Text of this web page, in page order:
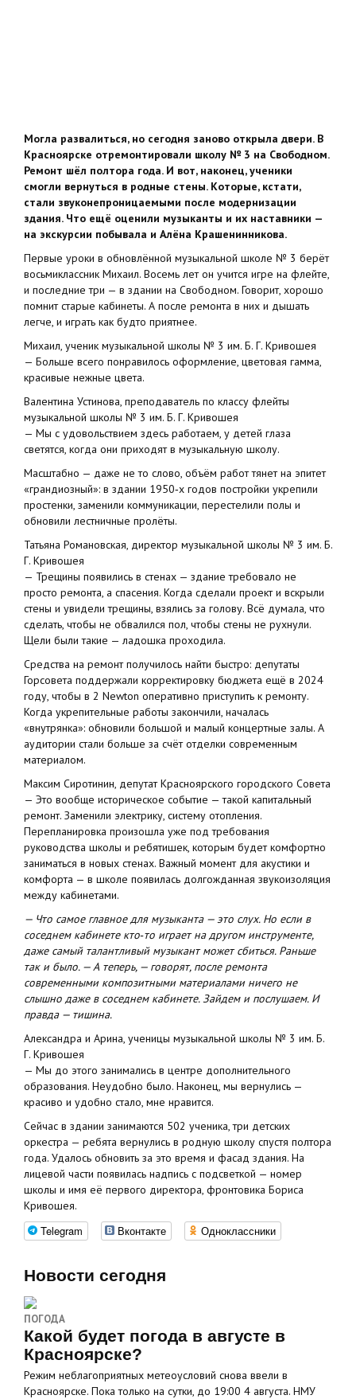
Могла развалиться, но сегодня заново открыла двери. В
Красноярске отремонтировали школу № 3 на Свободном.
Ремонт шёл полтора года. И вот, наконец, ученики
смогли вернуться в родные стены. Которые, кстати,
стали звуконепроницаемыми после модернизации
здания. Что ещё оценили музыканты и их наставники —
на экскурсии побывала и Алёна Крашенинникова.
Первые уроки в обновлённой музыкальной школе № 3 берёт
восьмиклассник Михаил. Восемь лет он учится игре на флейте,
и последние три — в здании на Свободном. Говорит, хорошо
помнит старые кабинеты. А после ремонта в них и дышать
легче, и играть как будто приятнее.
Михаил, ученик музыкальной школы № 3 им. Б. Г. Кривошея
— Больше всего понравилось оформление, цветовая гамма,
красивые нежные цвета.
Валентина Устинова, преподаватель по классу флейты
музыкальной школы № 3 им. Б. Г. Кривошея
— Мы с удовольствием здесь работаем, у детей глаза
светятся, когда они приходят в музыкальную школу.
Масштабно — даже не то слово, объём работ тянет на эпитет
«грандиозный»: в здании 1950‑х годов постройки укрепили
простенки, заменили коммуникации, перестелили полы и
обновили лестничные пролёты.
Татьяна Романовская, директор музыкальной школы № 3 им. Б.
Г. Кривошея
— Трещины появились в стенах — здание требовало не
просто ремонта, а спасения. Когда сделали проект и вскрыли
стены и увидели трещины, взялись за голову. Всё думала, что
сделать, чтобы не обвалился пол, чтобы стены не рухнули.
Щели были такие — ладошка проходила.
Средства на ремонт получилось найти быстро: депутаты
Горсовета поддержали корректировку бюджета ещё в 2024
году, чтобы в 2 Newton оперативно приступить к ремонту.
Когда укрепительные работы закончили, началась
«внутрянка»: обновили большой и малый концертные залы. А
аудитории стали больше за счёт отделки современным
материалом.
Максим Сиротинин, депутат Красноярского городского Совета
— Это вообще историческое событие — такой капитальный
ремонт. Заменили электрику, систему отопления.
Перепланировка произошла уже под требования
руководства школы и ребятишек, которым будет комфортно
заниматься в новых стенах. Важный момент для акустики и
комфорта — в школе появилась долгожданная звукоизоляция
между кабинетами.
— Что самое главное для музыканта — это слух. Но если в
соседнем кабинете кто‑то играет на другом инструменте,
даже самый талантливый музыкант может сбиться. Раньше
так и было. — А теперь, — говорят, после ремонта
современными композитными материалами ничего не
слышно даже в соседнем кабинете. Зайдем и послушаем. И
правда — тишина.
Александра и Арина, ученицы музыкальной школы № 3 им. Б.
Г. Кривошея
— Мы до этого занимались в центре дополнительного
образования. Неудобно было. Наконец, мы вернулись —
красиво и удобно стало, мне нравится.
Сейчас в здании занимаются 502 ученика, три детских
оркестра — ребята вернулись в родную школу спустя полтора
года. Удалось обновить за это время и фасад здания. На
лицевой части появилась надпись с подсветкой — номер
школы и имя её первого директора, фронтовика Бориса
Кривошея.
Telegram Вконтакте Одноклассники
Новости сегодня
ПОГОДА
Какой будет погода в августе в
Красноярске?
Режим неблагоприятных метеоусловий снова ввели в
Красноярске. Пока только на сутки, до 19:00 4 августа. НМУ